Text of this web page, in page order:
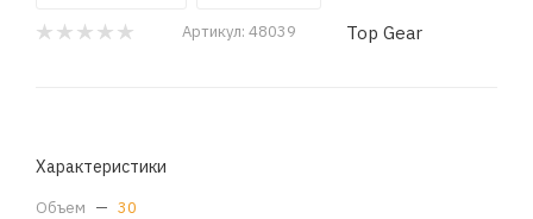
Артикул: 48039 Top Gear
Характеристики
Объем — 30